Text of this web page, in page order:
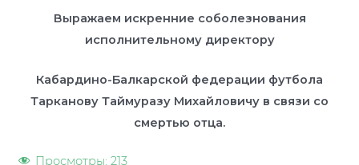
Выражаем искренние соболезнования
исполнительному директору
Кабардино-Балкарской федерации футбола
Тарканову Таймуразу Михайловичу в связи со
смертью отца.
Просмотры: 213